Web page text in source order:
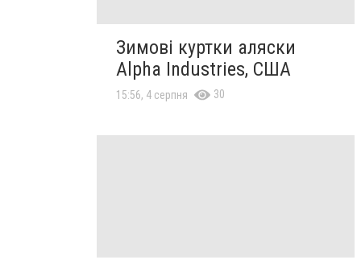
Зимові куртки аляски
Alpha Industries, США
15:56, 4 серпня 30